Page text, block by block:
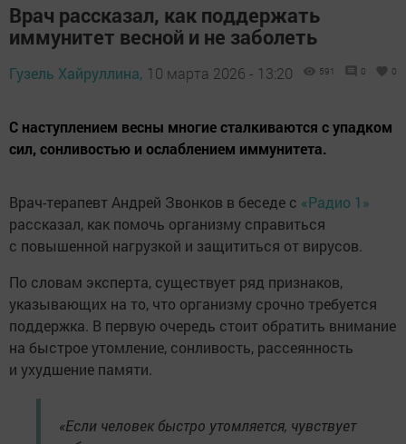
Врач рассказал, как поддержать
иммунитет весной и не заболеть
Гузель Хайруллина, 10 марта 2026 - 13:20 591 0 0
С наступлением весны многие сталкиваются с упадком
сил, сонливостью и ослаблением иммунитета.
Врач-терапевт Андрей Звонков в беседе с «Радио 1»
рассказал, как помочь организму справиться
с повышенной нагрузкой и защититься от вирусов.
По словам эксперта, существует ряд признаков,
указывающих на то, что организму срочно требуется
поддержка. В первую очередь стоит обратить внимание
на быстрое утомление, сонливость, рассеянность
и ухудшение памяти.
«Если человек быстро утомляется, чувствует